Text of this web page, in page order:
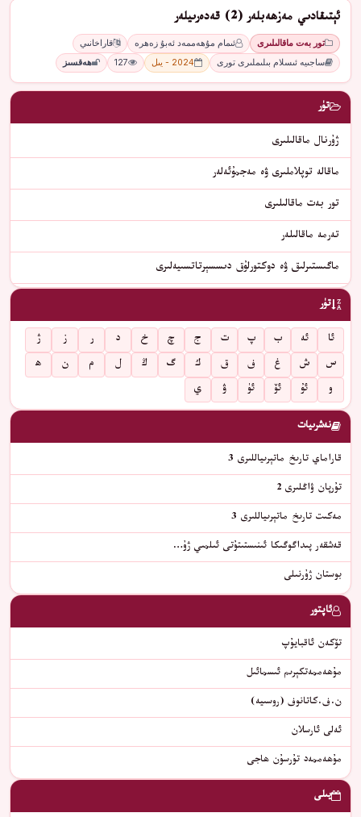
ئېتىقادىي مەزھەبلەر (2) قەدەرىيلەر
تور بەت ماقالىلىرى ئىمام مۇھەممەد ئەبۇ زەھرە
قاراخانىي
ساجىيە ئىسلام بىلىملىرى تورى
2024 - يىل 127 ھەقسىز
تۈر
ژۇرنال ماقالىلىرى
ماقالە توپلاملىرى ۋە مەجمۇئەلەر
تور بەت ماقالىلىرى
تەرمە ماقالىلەر
ماگىستىرلىق ۋە دوكتورلۇق دىسسېرتاتسىيەلىرى
تۈر
ئا ئە ب پ ت ج چ خ د ر ز
ژ
س
ش غ ف ق ك گ ڭ ل م ن
ھ
و
ئۇ ئۆ ئۈ ۋ ي
نەشرىيات
قاراماي تارىخ ماتېرىياللىرى 3
تۇرپان ۋاڭلىرى 2
مەكىت تارىخ ماتېرىياللىرى 3
قەشقەر پىداگوگىكا ئىنىستىتۇتى ئىلمىي ژۇ…
بوستان ژۇرنىلى
ئاپتور
تۆكەن ئاقبايۇپ
مۇھەممەتكېرىم ئىسمائىل
ن.ف.كاتانوف (روسىيە)
ئەلى ئارسلان
مۇھەممەد تۇرسۇن ھاجى
يىلى